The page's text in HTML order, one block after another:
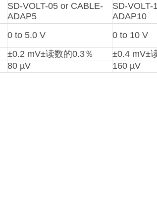
SD-VOLT-05 or CABLE-
ADAP5
SD-VOLT-
ADAP10
0 to 5.0 V 0 to 10 V
±0.2 mV±读数的0.3％ ±0.4 mV±
80 µV 160 µV